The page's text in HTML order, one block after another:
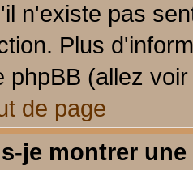
n'existe pas
Plus
phpBB (allez
de page
je montrer